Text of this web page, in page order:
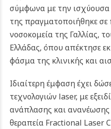
σύμφωνα με την ισχύουσα
της πραγματοποιήθηκε
νοσοκομεία της Γαλλίας,
Ελλάδας, όπου απέκτησε
φάσμα της κλινικής και
Ιδιαίτερη έμφαση έχει
τεχνολογιών laser, με
ανάπλασης και
θεραπεία Fractional Laser